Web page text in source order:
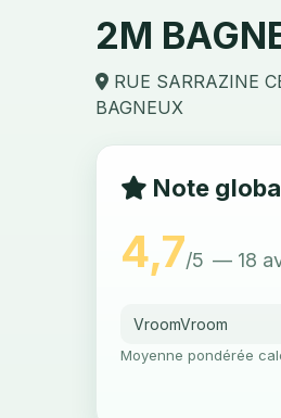
2M
RUE SARRAZINE
BAGNEUX
Note
4,7/5 — 18
VroomVroom
Moyenne pondérée